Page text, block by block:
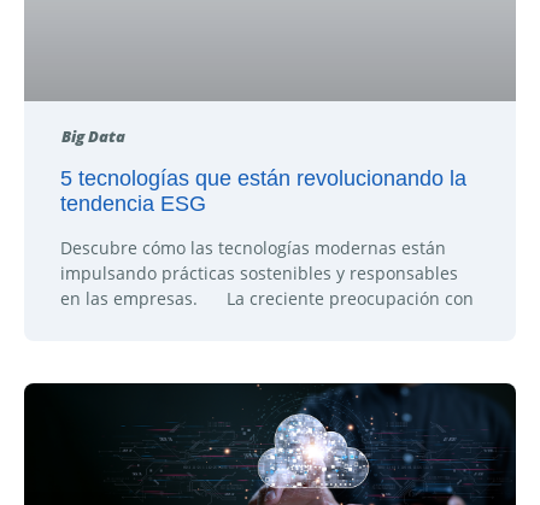
Big Data
5 tecnologías que están revolucionando la
tendencia ESG
Descubre cómo las tecnologías modernas están
impulsando prácticas sostenibles y responsables
en las empresas. La creciente preocupación con